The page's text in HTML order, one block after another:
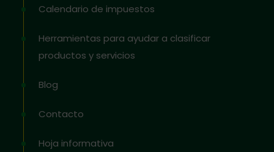
Calendario de impuestos
Herramientas para ayudar a clasificar
productos y servicios
Blog
Contacto
Hoja informativa